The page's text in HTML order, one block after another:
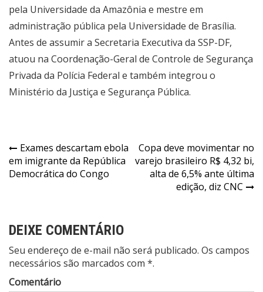
pela Universidade da Amazônia e mestre em
administração pública pela Universidade de Brasília.
Antes de assumir a Secretaria Executiva da SSP-DF,
atuou na Coordenação-Geral de Controle de Segurança
Privada da Polícia Federal e também integrou o
Ministério da Justiça e Segurança Pública.
Navegação
de
Exames descartam ebola
em imigrante da República
Democrática do Congo
Copa deve movimentar no
varejo brasileiro R$ 4,32 bi,
alta de 6,5% ante última
edição, diz CNC
DEIXE COMENTÁRIO
Seu endereço de e-mail não será publicado. Os campos
necessários são marcados com *.
Comentário